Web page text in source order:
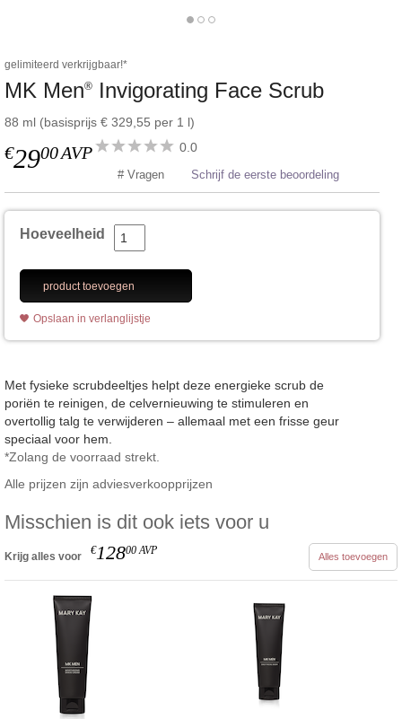
gelimiteerd verkrijgbaar!*
MK Men® Invigorating Face Scrub
88 ml (basisprijs € 329,55 per 1 l)
€2900AVP 0.0
# Vragen Schrijf de eerste beoordeling
Hoeveelheid
product toevoegen
Opslaan in verlanglijstje
Met fysieke scrubdeeltjes helpt deze energieke scrub de
poriën te reinigen, de celvernieuwing te stimuleren en
overtollig talg te verwijderen – allemaal met een frisse geur
speciaal voor hem.
*Zolang de voorraad strekt.
Alle prijzen zijn adviesverkoopprijzen
Misschien is dit ook iets voor u
Krijg alles voor €12800 AVP Alles toevoegen